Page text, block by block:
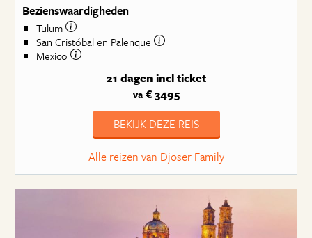
Bezienswaardigheden
Tulum
San Cristóbal en Palenque
Mexico
21 dagen incl ticket
va€ 3495
BEKIJK DEZE REIS
Alle reizen van Djoser Family